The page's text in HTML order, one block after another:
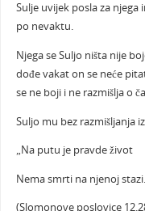
Sulje uvijek posla za
po nevaktu.
Njega se Suljo ništa nije
dođe vakat on se neće
se ne boji i ne razmišlja o
Suljo mu bez razmišljanja
„Na putu je pravde život
Nema smrti na njenoj
(Slomonove poslovice